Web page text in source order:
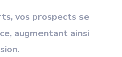
vos prospects se
augmentant ainsi